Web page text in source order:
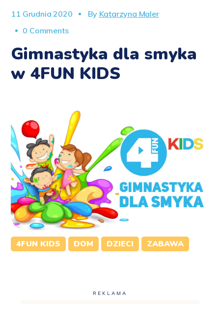
11 Grudnia 2020 By Katarzyna Maler
0 Comments
Gimnastyka dla smyka
w 4FUN KIDS
4FUN KIDS DOM DZIECI ZABAWA
REKLAMA